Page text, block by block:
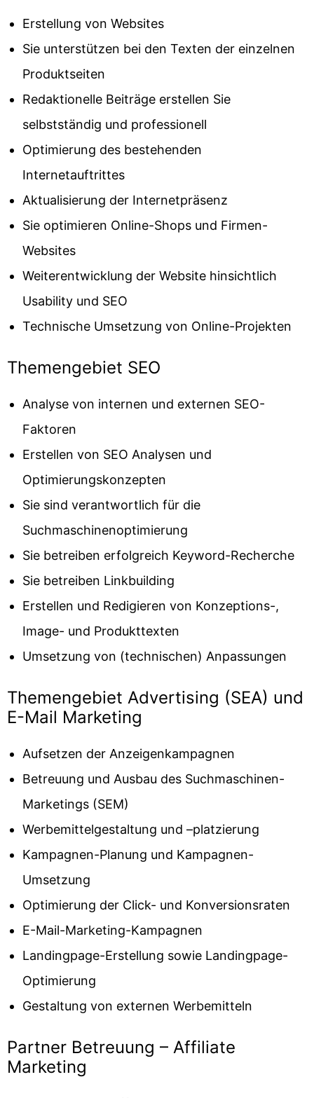
Erstellung von Websites
Sie unterstützen bei den Texten der einzelnen
Produktseiten
Redaktionelle Beiträge erstellen Sie
selbstständig und professionell
Optimierung des bestehenden
Internetauftrittes
Aktualisierung der Internetpräsenz
Sie optimieren Online-Shops und Firmen-
Websites
Weiterentwicklung der Website hinsichtlich
Usability und SEO
Technische Umsetzung von Online-Projekten
Themengebiet SEO
Analyse von internen und externen SEO-
Faktoren
Erstellen von SEO Analysen und
Optimierungskonzepten
Sie sind verantwortlich für die
Suchmaschinenoptimierung
Sie betreiben erfolgreich Keyword-Recherche
Sie betreiben Linkbuilding
Erstellen und Redigieren von Konzeptions-,
Image- und Produkttexten
Umsetzung von (technischen) Anpassungen
Themengebiet Advertising (SEA) und
E-Mail Marketing
Aufsetzen der Anzeigenkampagnen
Betreuung und Ausbau des Suchmaschinen-
Marketings (SEM)
Werbemittelgestaltung und –platzierung
Kampagnen-Planung und Kampagnen-
Umsetzung
Optimierung der Click- und Konversionsraten
E-Mail-Marketing-Kampagnen
Landingpage-Erstellung sowie Landingpage-
Optimierung
Gestaltung von externen Werbemitteln
Partner Betreuung – Affiliate
Marketing